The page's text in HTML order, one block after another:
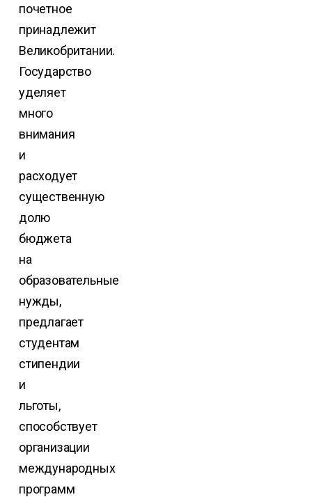
почетное
принадлежит
Великобритании.
Государство
уделяет
много
внимания
и
расходует
существенную
долю
бюджета
на
образовательные
нужды,
предлагает
студентам
стипендии
и
льготы,
способствует
организации
международных
программ